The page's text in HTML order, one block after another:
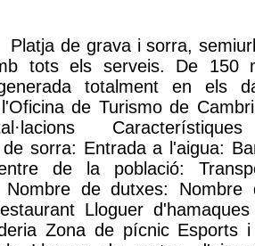
de grava i sorra,
tots els serveis. De 150
totalment en
l'Oficina de Turismo de
Característiques
sorra: Entrada a l'aigua:
de la població:
de dutxes: Nombre
Lloguer d'hamaques
Zona de pícnic Esports